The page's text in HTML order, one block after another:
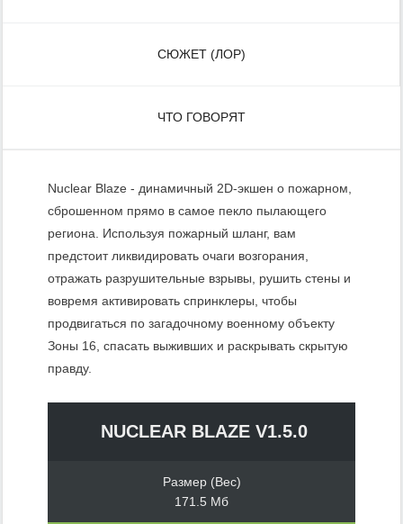
СЮЖЕТ (ЛОР)
ЧТО ГОВОРЯТ
Nuclear Blaze - динамичный 2D-экшен о пожарном,
сброшенном прямо в самое пекло пылающего
региона. Используя пожарный шланг, вам
предстоит ликвидировать очаги возгорания,
отражать разрушительные взрывы, рушить стены и
вовремя активировать спринклеры, чтобы
продвигаться по загадочному военному объекту
Зоны 16, спасать выживших и раскрывать скрытую
правду.
NUCLEAR BLAZE V1.5.0
Размер (Вес)
171.5 Мб